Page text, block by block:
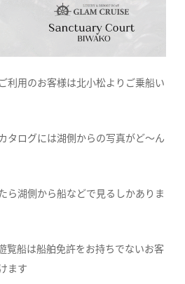
利用のお客様は北小松よりご乗船い
タログには湖側からの写真がど〜ん
ら湖側から船などで見るしかありま
覧船は船舶免許をお持ちでないお客
ます